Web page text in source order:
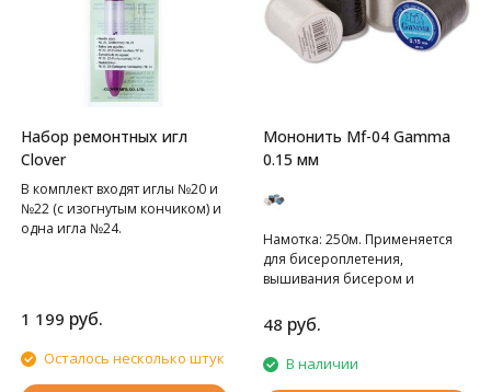
Набор ремонтных игл
Clover
В комплект входят иглы №20 и
№22 (с изогнутым кончиком) и
одна игла №24.
1 199 руб.
Осталось несколько штук
Мононить Mf-04 Gamma
0.15 мм
Намотка: 250м. Применяется
для бисероплетения,
вышивания бисером и
48 руб.
В наличии